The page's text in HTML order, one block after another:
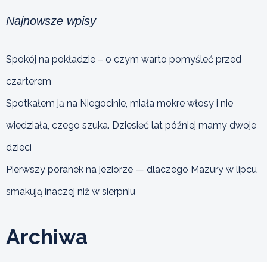
Najnowsze wpisy
Spokój na pokładzie – o czym warto pomyśleć przed
czarterem
Spotkałem ją na Niegocinie, miała mokre włosy i nie
wiedziała, czego szuka. Dziesięć lat później mamy dwoje
dzieci
Pierwszy poranek na jeziorze — dlaczego Mazury w lipcu
smakują inaczej niż w sierpniu
Archiwa